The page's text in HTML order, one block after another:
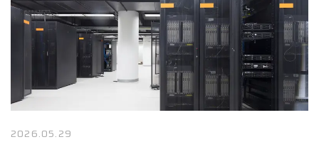
2026.05.29